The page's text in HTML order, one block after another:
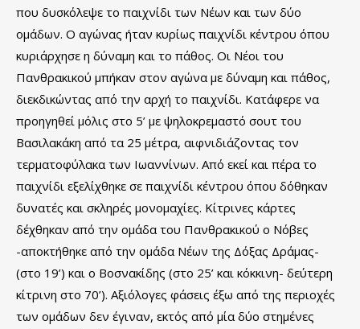
που δυσκόλεψε το παιχνίδι των Νέων και των δύο
ομάδων. Ο αγώνας ήταν κυρίως παιχνίδι κέντρου όπου
κυριάρχησε η δύναμη και το πάθος. Οι Νέοι του
Πανθρακικού μπήκαν στον αγώνα με δύναμη και πάθος,
διεκδικώντας από την αρχή το παιχνίδι. Κατάφερε να
προηγηθεί μόλις στο 5’ με ψηλοκρεμαστό σουτ του
Βασιλακάκη από τα 25 μέτρα, αιφνιδιάζοντας τον
τερματοφύλακα των Ιωαννίνων. Από εκεί και πέρα το
παιχνίδι εξελίχθηκε σε παιχνίδι κέντρου όπου δόθηκαν
δυνατές και σκληρές μονομαχίες. Κίτρινες κάρτες
δέχθηκαν από την ομάδα του Πανθρακικού ο Νόβες
-αποκτήθηκε από την ομάδα Νέων της Δόξας Δράμας-
(στο 19’) και ο Βοσνακίδης (στο 25’ και κόκκινη- δεύτερη
κίτρινη στο 70’). Αξιόλογες φάσεις έξω από της περιοχές
των ομάδων δεν έγιναν, εκτός από μία δύο στημένες